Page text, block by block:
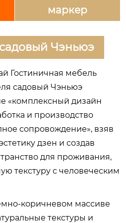
маркер
Чэньюэ
Гостиничная мебель
садовый Чэньюэ
«комплексный дизайн
и производство
сопровождение», взяв
дзен и создав
для проживания,
текстуру с человеческим
коричневом массиве
текстуры и